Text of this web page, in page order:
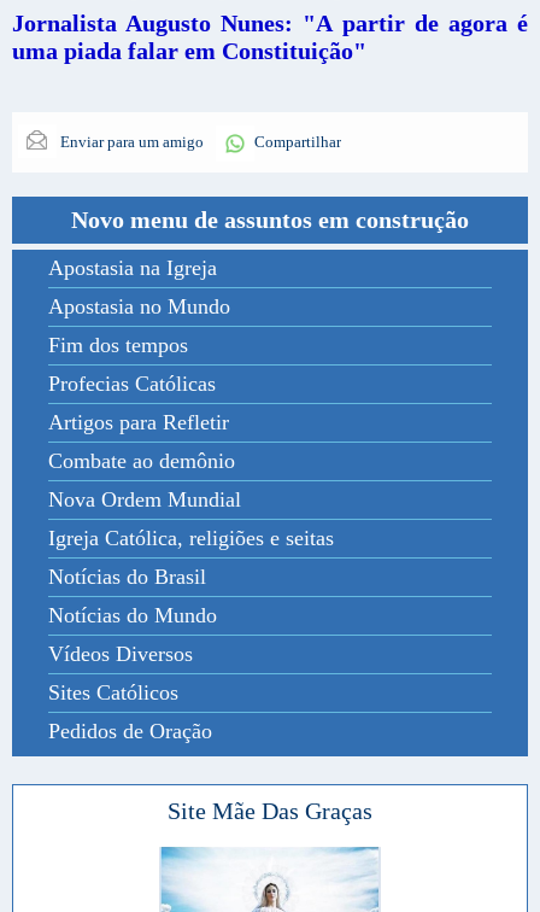
Jornalista Augusto Nunes: "A partir de agora é
uma piada falar em Constituição"
Enviar para um amigo Compartilhar
Novo menu de assuntos em construção
Apostasia na Igreja
Apostasia no Mundo
Fim dos tempos
Profecias Católicas
Artigos para Refletir
Combate ao demônio
Nova Ordem Mundial
Igreja Católica, religiões e seitas
Notícias do Brasil
Notícias do Mundo
Vídeos Diversos
Sites Católicos
Pedidos de Oração
Site Mãe Das Graças